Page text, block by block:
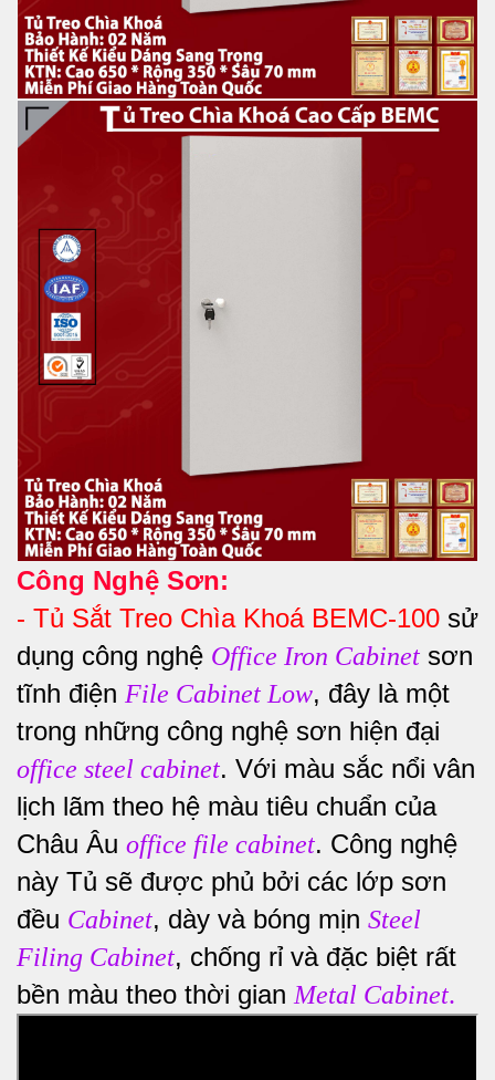
Công Nghệ Sơn:
- Tủ Sắt Treo Chìa Khoá BEMC-100 sử
dụng công nghệ Office Iron Cabinet sơn
tĩnh điện File Cabinet Low, đây là một
trong những công nghệ sơn hiện đại
office steel cabinet. Với màu sắc nổi vân
lịch lãm theo hệ màu tiêu chuẩn của
Châu Âu office file cabinet. Công nghệ
này Tủ sẽ được phủ bởi các lớp sơn
đều Cabinet, dày và bóng mịn Steel
Filing Cabinet, chống rỉ và đặc biệt rất
bền màu theo thời gian Metal Cabinet.